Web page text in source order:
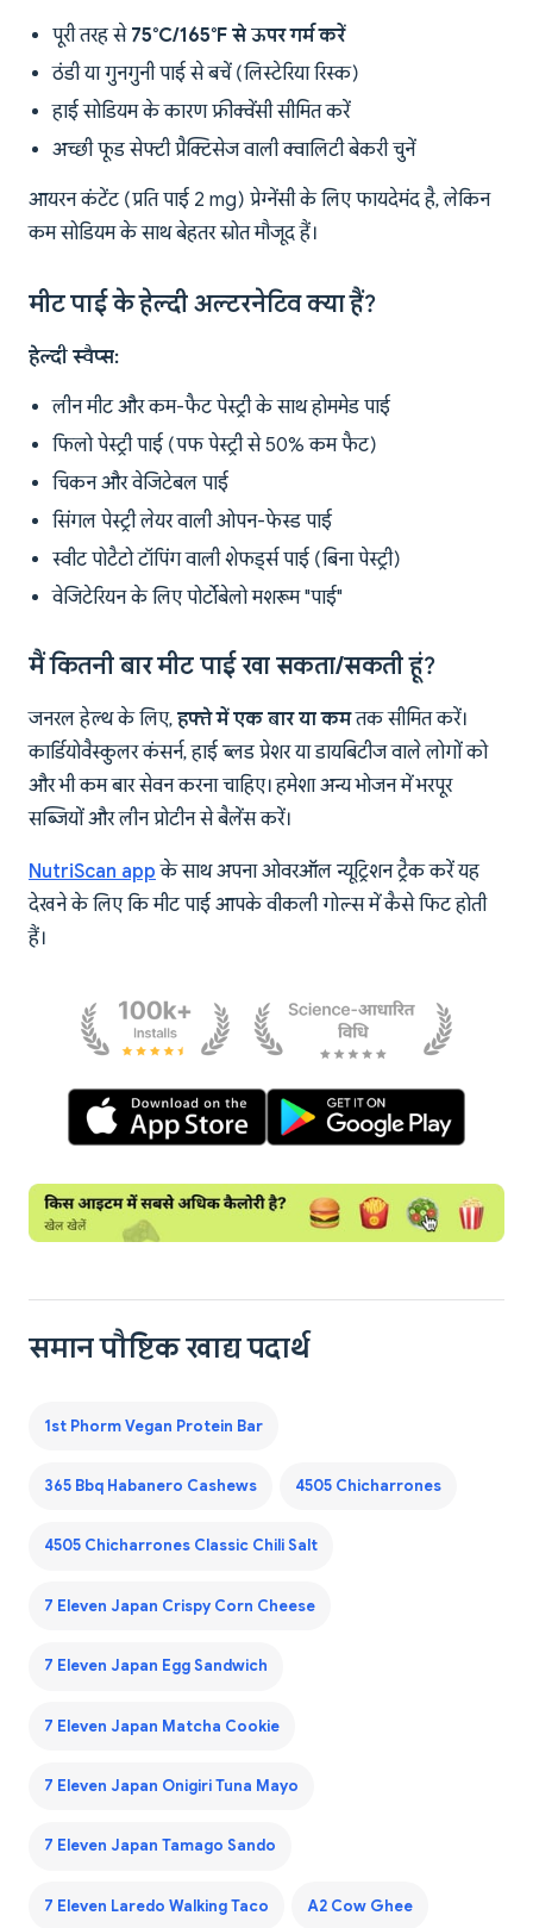
पूरी तरह से 75°C/165°F से ऊपर गर्म करें
ठंडी या गुनगुनी पाई से बचें (लिस्टेरिया रिस्क)
हाई सोडियम के कारण फ्रीक्वेंसी सीमित करें
अच्छी फूड सेफ्टी प्रैक्टिसेज वाली क्वालिटी बेकरी चुनें
आयरन कंटेंट (प्रति पाई 2 mg) प्रेग्नेंसी के लिए फायदेमंद है, लेकिन
कम सोडियम के साथ बेहतर स्रोत मौजूद हैं।
मीट पाई के हेल्दी अल्टरनेटिव क्या हैं?
हेल्दी स्वैप्स:
लीन मीट और कम-फैट पेस्ट्री के साथ होममेड पाई
फिलो पेस्ट्री पाई (पफ पेस्ट्री से 50% कम फैट)
चिकन और वेजिटेबल पाई
सिंगल पेस्ट्री लेयर वाली ओपन-फेस्ड पाई
स्वीट पोटैटो टॉपिंग वाली शेफर्ड्स पाई (बिना पेस्ट्री)
वेजिटेरियन के लिए पोर्टोबेलो मशरूम "पाई"
मैं कितनी बार मीट पाई खा सकता/सकती हूं?
जनरल हेल्थ के लिए, हफ्ते में एक बार या कमतक सीमित करें।
कार्डियोवैस्कुलर कंसर्न, हाई ब्लड प्रेशर या डायबिटीज वाले लोगों को
और भी कम बार सेवन करना चाहिए। हमेशा अन्य भोजन में भरपूर
सब्जियों और लीन प्रोटीन से बैलेंस करें।
NutriScan app के साथ अपना ओवरऑल न्यूट्रिशन ट्रैक करें यह
देखने के लिए कि मीट पाई आपके वीकली गोल्स में कैसे फिट होती
हैं।
समान पौष्टिक खाद्य पदार्थ
1st Phorm Vegan Protein Bar
365 Bbq Habanero Cashews 4505 Chicharrones
4505 Chicharrones Classic Chili Salt
7 Eleven Japan Crispy Corn Cheese
7 Eleven Japan Egg Sandwich
7 Eleven Japan Matcha Cookie
7 Eleven Japan Onigiri Tuna Mayo
7 Eleven Japan Tamago Sando
7 Eleven Laredo Walking Taco A2 Cow Ghee